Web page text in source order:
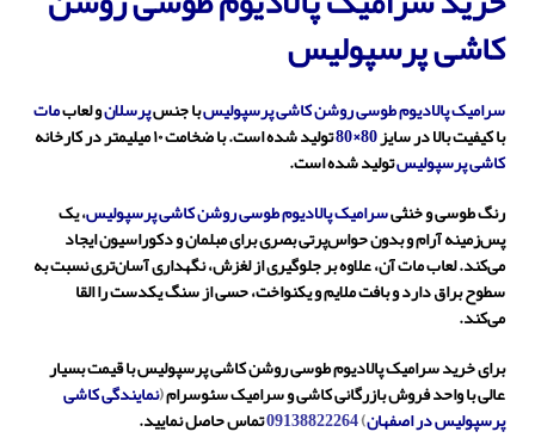
کاشی پرسپولیس
سرامیکپالادیوم طوسی روشن کاشی پرسپولیسبا جنسپرسلانو لعابمات
با کیفیت بالادر سایز تولید شده است.با ضخامت ۱۰ میلیمتر در کارخانه
کاشی پرسپولیستولید شده است.
رنگ طوسی و خنثیسرامیکپالادیوم طوسی روشن کاشی پرسپولیس، یک
پس‌زمینه آرام و بدونحواس‌پرتی بصری برای مبلمان و دکوراسیون ایجاد
می‌کند. لعاب مات آن، علاوه بر جلوگیری از لغزش، نگهداری آسان‌تری نسبت به
سطوح براق دارد و بافت ملایم و یکنواخت، حسی از سنگ یکدست را القا
می‌کند.
برای خرید سرامیک پالادیوم طوسی روشن کاشی پرسپولیس با قیمت بسیار
عالی با واحد فروش بازرگانی کاشی و سرامیک سئوسرام(نمایندگی کاشی
پرسپولیس در اصفهان)
09138822264تماس حاصل نمایید.